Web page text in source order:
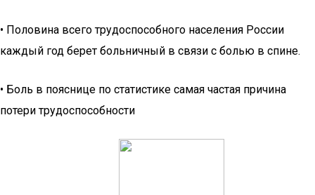
• Половина всего трудоспособного населения России
каждый год берет больничный в связи с болью в спине.
• Боль в пояснице по статистике самая частая причина
потери трудоспособности